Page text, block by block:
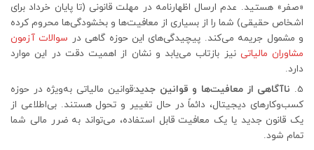
«صفر» هستید. عدم ارسال اظهارنامه در مهلت قانونی (تا پایان خرداد برای
اشخاص حقیقی) شما را از بسیاری از معافیت‌ها و بخشودگی‌ها محروم کرده
و مشمول جریمه می‌کند. پیچیدگی‌های این حوزه گاهی در سوالات آزمون
مشاوران مالیاتی نیز بازتاب می‌یابد و نشان از اهمیت دقت در این موارد
دارد.
ناآگاهی از معافیت‌ها و قوانین جدید:قوانین مالیاتی به‌ویژه در حوزه
کسب‌وکارهای دیجیتال، دائماً در حال تغییر و تحول هستند. بی‌اطلاعی از
یک قانون جدید یا یک معافیت قابل استفاده، می‌تواند به ضرر مالی شما
تمام شود.